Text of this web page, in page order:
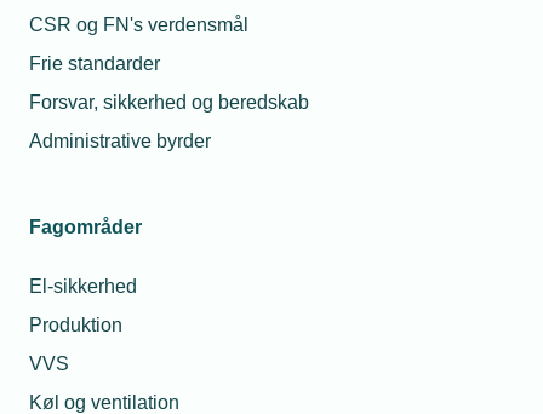
CSR og FN's verdensmål
Frie standarder
Forsvar, sikkerhed og beredskab
Administrative byrder
Fagområder
El-sikkerhed
Produktion
VVS
Køl og ventilation
Fremtidens Danmark
For Danmarks fortsatte velfærd, vækst og grønne
omstilling skal vi sikre, at fremtidens Danmark er grøn og